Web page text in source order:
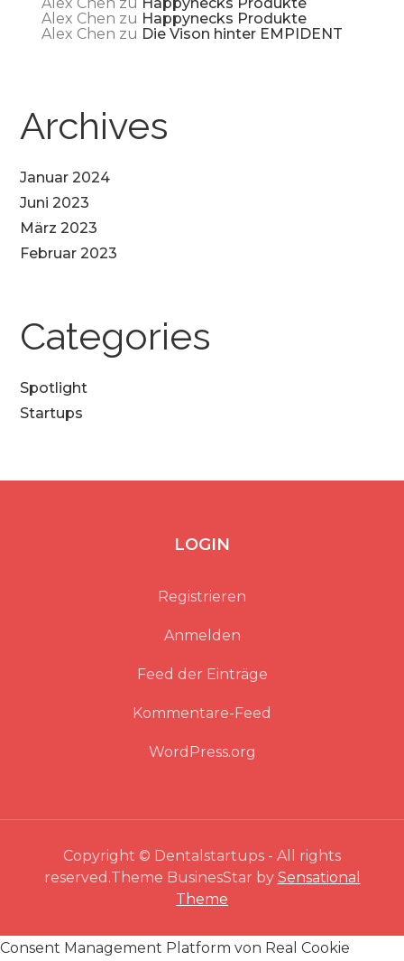
Alex Chen zu Happynecks Produkte
Alex Chen zu Happynecks Produkte
Alex Chen zu Die Vison hinter EMPIDENT
Archives
Januar 2024
Juni 2023
März 2023
Februar 2023
Categories
Spotlight
Startups
LOGIN
Registrieren
Anmelden
Feed der Einträge
Kommentare-Feed
WordPress.org
Copyright © Dentalstartups - All rights
reserved.Theme BusinesStar by Sensational
Theme
Consent Management Platform von Real Cookie